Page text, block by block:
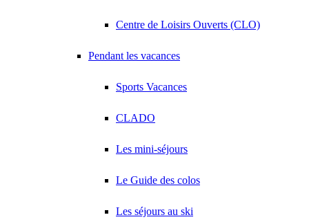
Centre de Loisirs Ouverts (CLO)
Pendant les vacances
Sports Vacances
CLADO
Les mini-séjours
Le Guide des colos
Les séjours au ski